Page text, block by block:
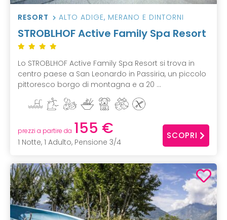
RESORT ALTO ADIGE, MERANO E DINTORNI
STROBLHOF Active Family Spa Resort
Lo STROBLHOF Active Family Spa Resort si trova in
centro paese a San Leonardo in Passiria, un piccolo
pittoresco borgo di montagna e a 20 ...
prezzi a partire da 155 €
1 Notte, 1 Adulto, Pensione 3/4
SCOPRI